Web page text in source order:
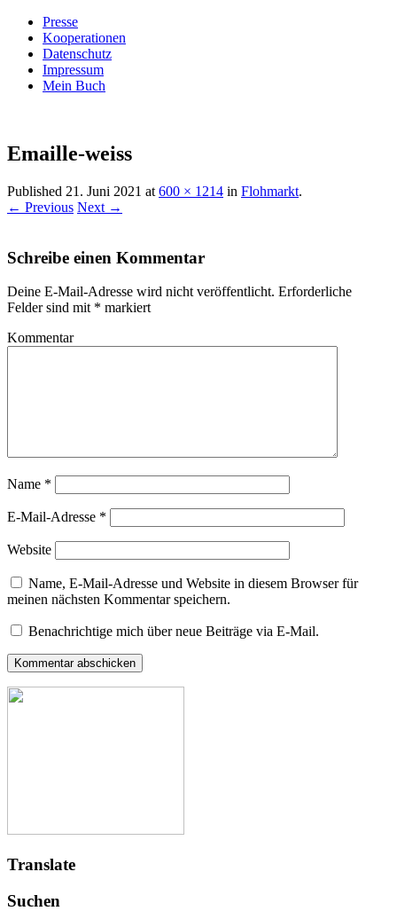
Presse
Kooperationen
Datenschutz
Impressum
Mein Buch
Villa König
Emaille-weiss
Published 21. Juni 2021 at 600 × 1214 in Flohmarkt.
← Previous Next →
Schreibe einen Kommentar
Deine E-Mail-Adresse wird nicht veröffentlicht. Erforderliche
Felder sind mit * markiert
Kommentar
Name *
E-Mail-Adresse *
Website
Name, E-Mail-Adresse und Website in diesem Browser für
meinen nächsten Kommentar speichern.
Benachrichtige mich über neue Beiträge via E-Mail.
Translate
Suchen